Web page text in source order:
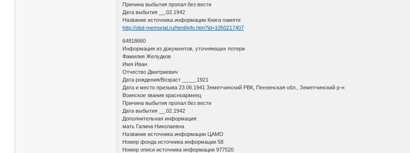
Причина выбытия пропал без вести
Дата выбытия __.02.1942
Название источника информации Книга памяти
http://obd-memorial.ru/html/info.htm?id=1050217407
64818660
Информация из документов, уточняющих потери
Фамилия Желудков
Имя Иван
Отчество Дмитриевич
Дата рождения/Возраст __.__.1921
Дата и место призыва 23.06.1941 Земетчинский РВК, Пензенская обл., Земетчинский р-н
Воинское звание красноармеец
Причина выбытия пропал без вести
Дата выбытия __.02.1942
Дополнительная информация:
мать Галина Николаевна
Название источника информации ЦАМО
Номер фонда источника информации 58
Номер описи источника информации 977520